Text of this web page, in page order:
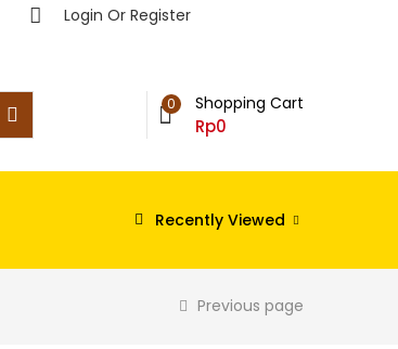
Login Or Register
0 Shopping Cart
Rp0
Recently Viewed
Previous page